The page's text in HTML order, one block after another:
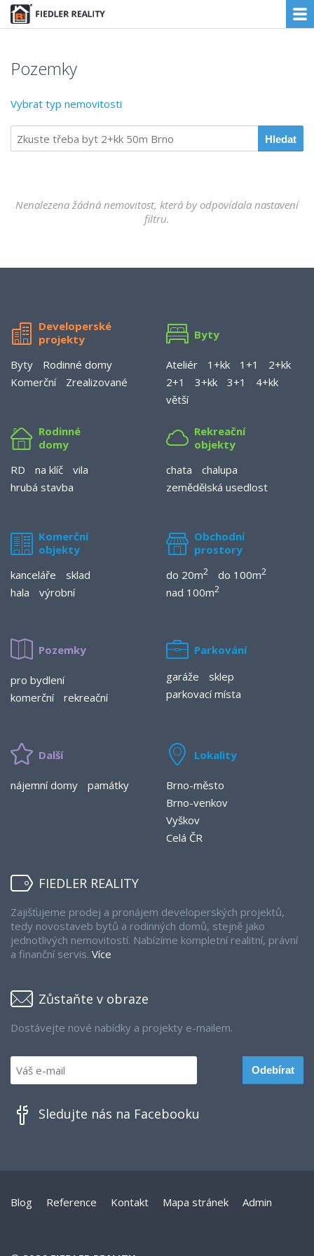
Pozemky
Vybrat typ nemovitosti
Nenalezena žádná nemovitost, která by odpovídala nastavení
filtru.
Developerské
projekty
Byty
Rodinné domy
Komerční
Zrealizované
Byty
Ateliér 1+kk 1+1
2+kk
2+1
3+kk 3+1
4+kk
větší
Rodinné
domy
RD
na klíč
vila
hrubá stavba
Rekreační
objekty
chata
chalupa
zemědělská usedlost
Komerční
objekty
kanceláře
sklad
hala
výrobní
Obchodní
prostory
do 20m2 do 100m2
nad 100m2
Pozemky
pro bydlení
komerční
rekreační
Parkování
garáže
sklep
parkovací místa
Další
nájemní domy památky
Lokality
Brno-město
Brno-venkov
Vyškov
Celá ČR
FIEDLER REALITY
Zajišťujeme prodej a pronájem developerských projektů,
tedy novostaveb bytů a rodinných domů, stejně jako
jednotlivých nemovitostí. Nabízíme kompletní realitní, právní
a finanční servis. Více
Zůstaňte v obraze
Dostávejte nové nabídky a projekty e-mailem.
Sledujte nás na Facebooku
Blog Reference Kontakt Mapa stránek Admin